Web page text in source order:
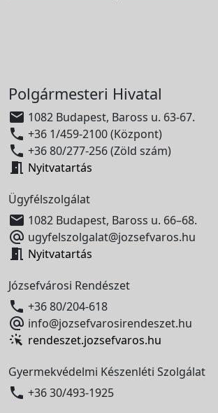
Polgármesteri Hivatal
 1082 Budapest, Baross u. 63-67.
 +36 1/459-2100 (Központ)
 +36 80/277-256 (Zöld szám)
 Nyitvatartás
Ügyfélszolgálat
 1082 Budapest, Baross u. 66–68.
 ugyfelszolgalat@jozsefvaros.hu
 Nyitvatartás
Józsefvárosi Rendészet
 +36 80/204-618
 info@jozsefvarosirendeszet.hu
rendeszet.jozsefvaros.hu
Gyermekvédelmi Készenléti Szolgálat
 +36 30/493-1925